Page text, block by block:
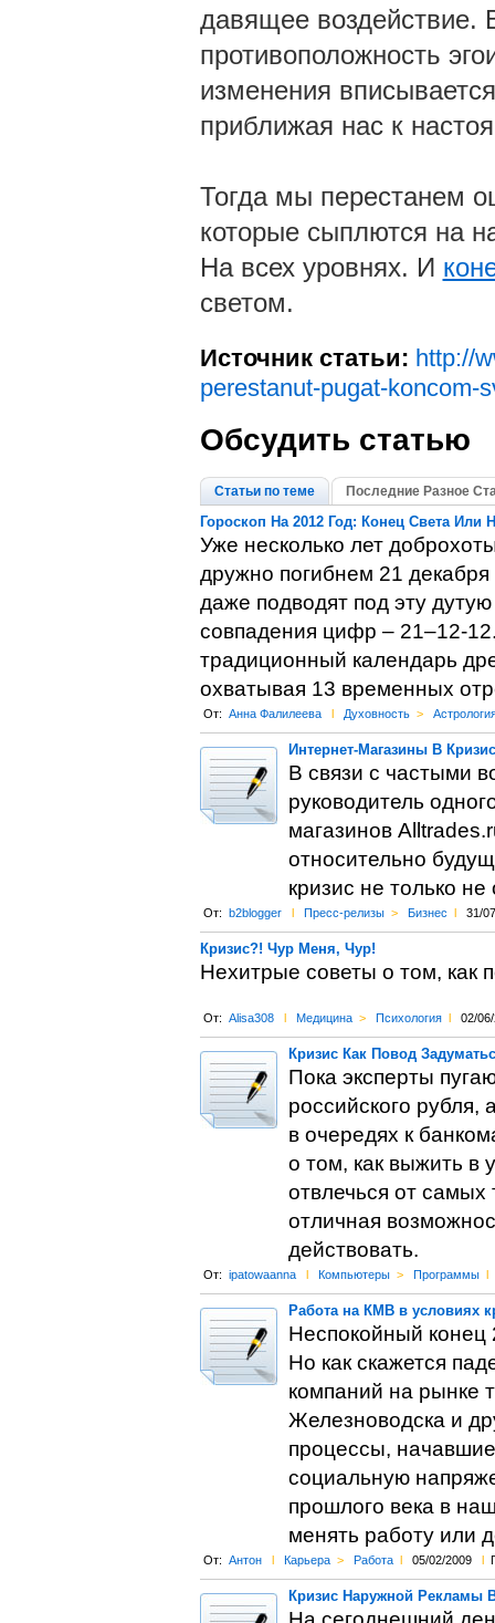
давящее воздействие.
противоположность
изменения
приближая нас к
Тогда мы перестанем
которые сыплются на
На всех уровнях. И
светом.
Источник статьи: http://
perestanut-pugat-koncom-
Обсудить статью
Статьи по теме Последние Разное
Гороскоп На 2012 Год: Конец Света Или
Уже несколько лет
дружно погибнем 21
даже подводят под эту
совпадения цифр – 21–12-
традиционный календарь
охватывая 13 временных
От: Анна Фалилеева l Духовность >
Интернет-Магазины В
В связи с частыми
руководитель
магазинов
относительно
кризис не только
От: b2blogger l Пресс-релизы > Бизнес l 31/
Кризис?! Чур Меня, Чур!
Нехитрые советы о том, как
От: Alisa308 l Медицина > Психология l 02/
Кризис Как Повод
Пока эксперты
российского рубля,
в очередях к
о том, как выжить в
отвлечься от самых
отличная
действовать.
От: ipatowaanna l Компьютеры > Программы l
Работа на КМВ в условиях
Неспокойный конец
Но как скажется
компаний на рынке
Железноводска и
процессы,
социальную
прошлого века в
менять работу или
От: Антон l Карьера > Работа l 05/02/2009 l
Кризис Наружной Рекламы